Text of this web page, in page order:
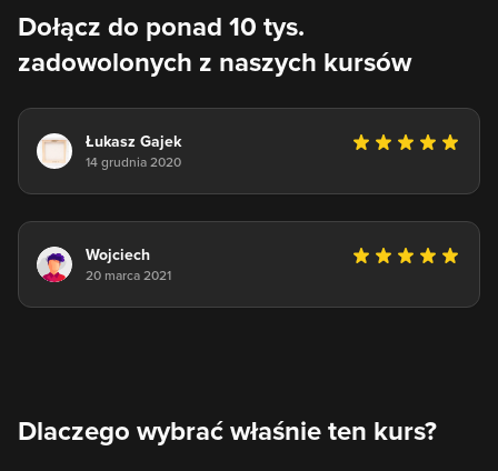
Dołącz do ponad 10 tys.
zadowolonych z naszych kursów
Łukasz Gajek
14 grudnia 2020
Wojciech
20 marca 2021
Dlaczego wybrać właśnie ten kurs?